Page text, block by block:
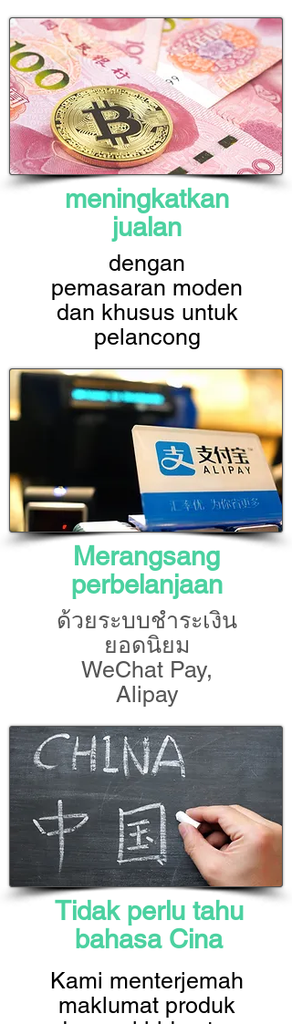
meningkatkan
jualan
dengan
pemasaran moden
dan khusus untuk
pelancong
Merangsang
perbelanjaan
ด้วยระบบชำระเงิน
ยอดนิยม
WeChat Pay,
Alipay
Tidak perlu tahu
bahasa Cina
Kami menterjemah
maklumat produk